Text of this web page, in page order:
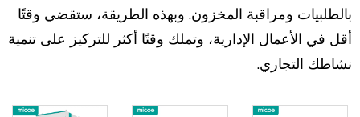
بالطلبيات ومراقبة المخزون. وبهذه الطريقة، ستقضي وقتًا
أقل في الأعمال الإدارية، وتملك وقتًا أكثر للتركيز على تنمية
نشاطك التجاري.